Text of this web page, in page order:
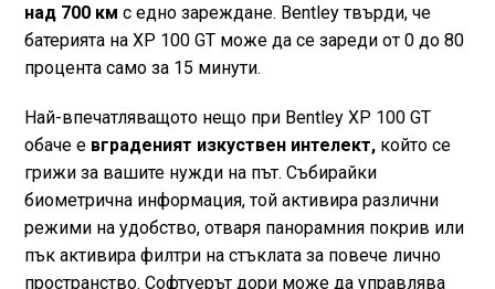
над 700 км с едно зареждане. Bentley твърди, че
батерията на XP 100 GT може да се зареди от 0 до 80
процента само за 15 минути.
Най-впечатляващото нещо при Bentley XP 100 GT
обаче евграденият изкуствен интелект,който се
грижи за вашите нужди на път. Събирайки
биометрична информация, той активира различни
режими на удобство, отваря панорамния покрив или
пък активира филтри на стъклата за повече лично
пространство. Софтуерът дори може да управлява